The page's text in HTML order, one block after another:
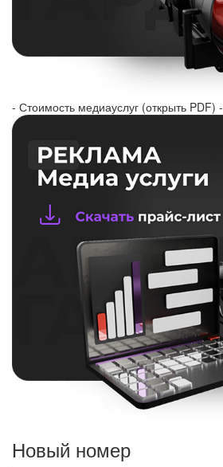
- Стоимость медиауслуг (открыть PDF) -
Новый номер